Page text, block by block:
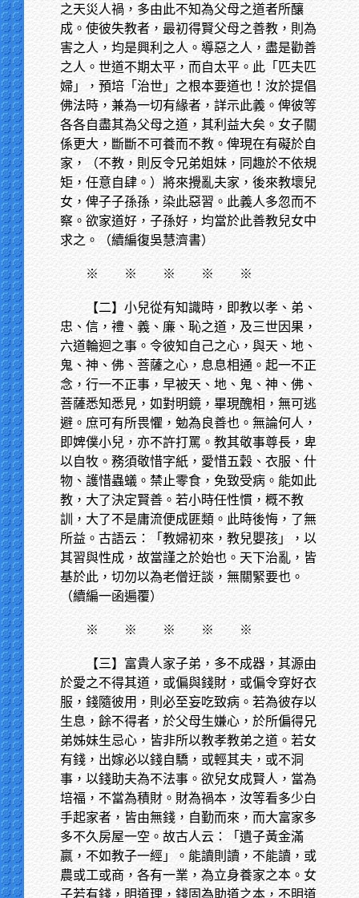
之天災人禍，多由此不知為父母之道者所釀
成。使彼失教者，最初得賢父母之善教，則為
害之人，均是興利之人。導惡之人，盡是勸善
之人。世道不期太平，而自太平。此「匹夫匹
婦」，預培「治世」之根本要道也！汝於提倡
佛法時，兼為一切有緣者，詳示此義。俾彼等
各各自盡其為父母之道，其利益大矣。女子關
係更大，斷斷不可養而不教。俾現在有礙於自
家，（不教，則反令兄弟姐妹，同趣於不依規
矩，任意自肆。）將來攪亂夫家，後來教壞兒
女，俾子子孫孫，染此惡習。此義人多忽而不
察。欲家道好，子孫好，均當於此善教兒女中
求之。（續編復吳慧濟書）
※ ※ ※ ※ ※
【二】小兒從有知識時，即教以孝、弟、
忠、信，禮、義、廉、恥之道，及三世因果，
六道輪迴之事。令彼知自己之心，與天、地、
鬼、神、佛、菩薩之心，息息相通。起一不正
念，行一不正事，早被天、地、鬼、神、佛、
菩薩悉知悉見，如對明鏡，畢現醜相，無可逃
避。庶可有所畏懼，勉為良善也。無論何人，
即婢僕小兒，亦不許打罵。教其敬事尊長，卑
以自牧。務須敬惜字紙，愛惜五穀、衣服、什
物、護惜蟲蟻。禁止零食，免致受病。能如此
教，大了決定賢善。若小時任性慣，概不教
訓，大了不是庸流便成匪類。此時後悔，了無
所益。古語云：「教婦初來，教兒嬰孩」，以
其習與性成，故當謹之於始也。天下治亂，皆
基於此，切勿以為老僧迂談，無關緊要也。
（續編一函遍覆）
※ ※ ※ ※ ※
【三】富貴人家子弟，多不成器，其源由
於愛之不得其道，或偏與錢財，或偏令穿好衣
服，錢隨彼用，則必至妄吃致病。若為彼存以
生息，餘不得者，於父母生嫌心，於所偏得兄
弟姊妹生忌心，皆非所以教孝教弟之道。若女
有錢，出嫁必以錢自驕，或輕其夫，或不洞
事，以錢助夫為不法事。欲兒女成賢人，當為
培福，不當為積財。財為禍本，汝等看多少白
手起家者，皆由無錢，自勤而來，而大富家多
多不久房屋一空。故古人云：「遺子黃金滿
嬴，不如教子一經」。能讀則讀，不能讀，或
農或工或商，各有一業，為立身養家之本。女
子若有錢，明道理，錢固為助道之本，不明道